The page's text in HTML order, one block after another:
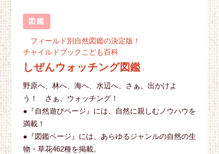
図鑑
フィールド別自然図鑑の決定版！
チャイルドブックこども百科
しぜんウォッチング図鑑
野原へ、林へ、海へ、水辺へ、さぁ、出かけよ
う！ さぁ、ウォッチング！
●『自然遊びページ』には、自然に親しむノウハウを
満載！
●『図鑑ページ』には、あらゆるジャンルの自然の生
物・草花462種を掲載。